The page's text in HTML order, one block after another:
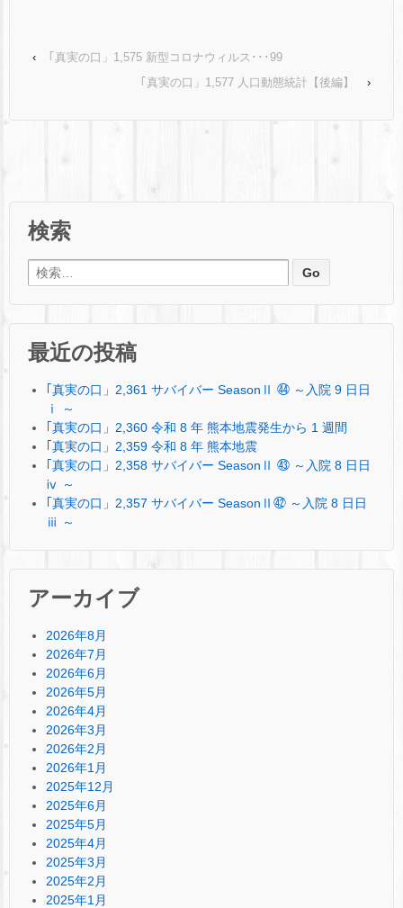
‹
｢真実の口」1,575 新型コロナウィルス･･･99
｢真実の口」1,577 人口動態統計【後編】
›
検索
検索:
最近の投稿
｢真実の口」2,361 サバイバー SeasonⅡ ㊹ ～入院 9 日日
ⅰ ～
｢真実の口」2,360 令和 8 年 熊本地震発生から 1 週間
｢真実の口」2,359 令和 8 年 熊本地震
｢真実の口」2,358 サバイバー SeasonⅡ ㊸ ～入院 8 日日
ⅳ ～
｢真実の口」2,357 サバイバー SeasonⅡ㊷ ～入院 8 日日
ⅲ ～
アーカイブ
2026年8月
2026年7月
2026年6月
2026年5月
2026年4月
2026年3月
2026年2月
2026年1月
2025年12月
2025年6月
2025年5月
2025年4月
2025年3月
2025年2月
2025年1月